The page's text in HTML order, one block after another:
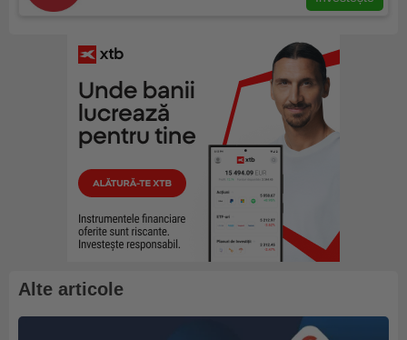
Alte articole